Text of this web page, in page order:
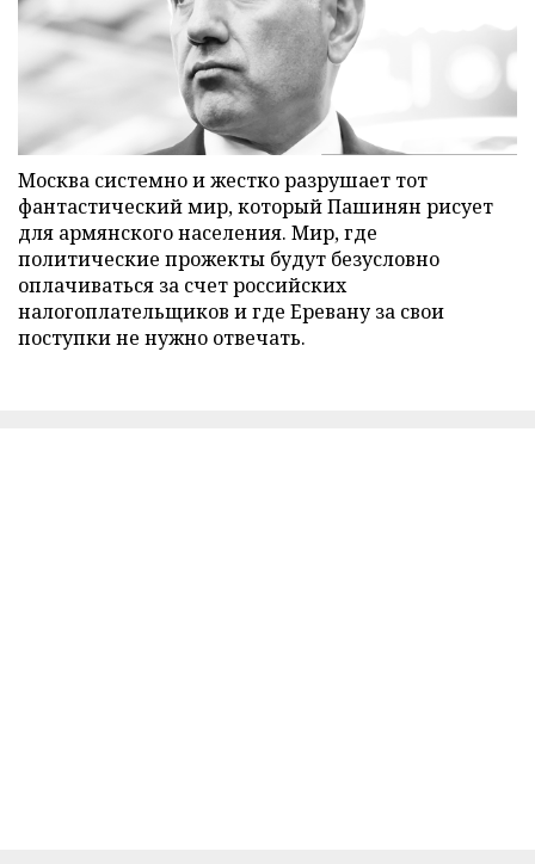
Москва системно и жестко разрушает тот
фантастический мир, который Пашинян рисует
для армянского населения. Мир, где
политические прожекты будут безусловно
оплачиваться за счет российских
налогоплательщиков и где Еревану за свои
поступки не нужно отвечать.